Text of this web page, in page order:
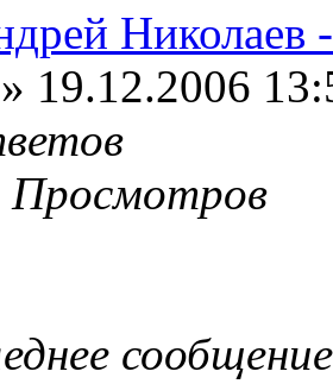
Николаев
» 19.12.2006
Просмотров